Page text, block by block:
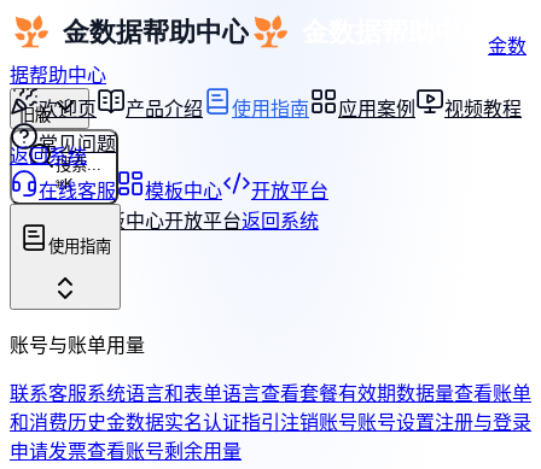
金数
据帮助中心
旧版
搜索...
⌘K
在线客服 模板中心开放平台返回系统
欢迎页 产品介绍 使用指南 应用案例
视频教程
常见问题
返回系统
在线客服
模板中心 开放平台
使用指南
账号与账单用量
联系客服系统语言和表单语言查看套餐有效期数据量查看账单
和消费历史金数据实名认证指引注销账号账号设置注册与登录
申请发票查看账号剩余用量